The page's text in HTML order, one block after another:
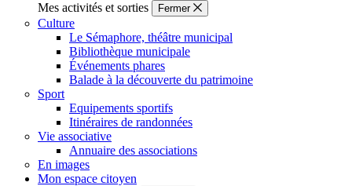
Mes activités et sorties
Fermer
Culture
Le Sémaphore, théâtre municipal
Bibliothèque municipale
Événements phares
Balade à la découverte du patrimoine
Sport
Equipements sportifs
Itinéraires de randonnées
Vie associative
Annuaire des associations
En images
Mon espace citoyen